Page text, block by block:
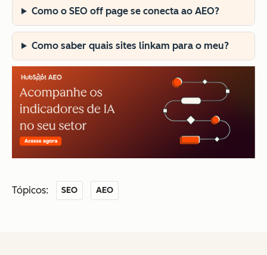
Como o SEO off page se conecta ao AEO?
Como saber quais sites linkam para o meu?
Tópicos: SEO AEO